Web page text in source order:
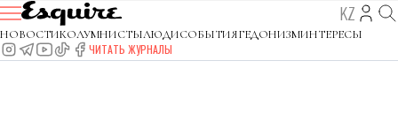
KZ
НОВОСТИКОЛУМНИСТЫЛЮДИСОБЫТИЯГЕДОНИЗМИНТЕРЕСЫ
ЧИТАТЬ ЖУРНАЛЫ